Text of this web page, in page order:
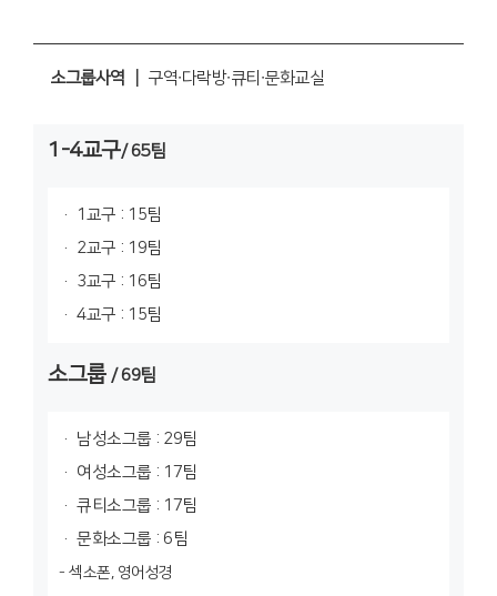
소그룹사역 ┃ 구역∙다락방∙큐티∙문화교실
1-4교구/ 65팀
1교구 : 15팀
2교구 : 19팀
3교구 : 16팀
4교구 : 15팀
소그룹/ 69팀
남성소그룹 : 29팀
여성소그룹 : 17팀
큐티소그룹 : 17팀
문화소그룹 : 6팀
- 섹소폰, 영어성경